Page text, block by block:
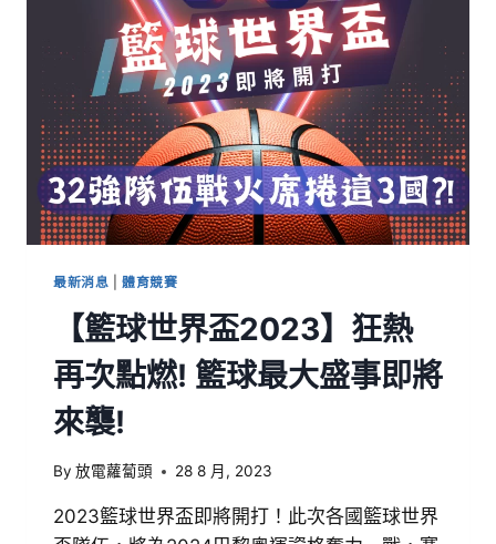
最新消息 |體育競賽
【籃球世界盃2023】狂熱
再次點燃! 籃球最大盛事即將
來襲!
By 放電蘿蔔頭 28 8 月, 2023
2023籃球世界盃即將開打！此次各國籃球世界